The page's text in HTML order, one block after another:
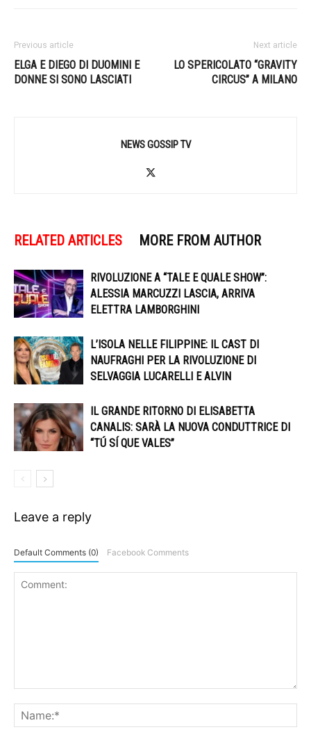
Previous article
ELGA E DIEGO DI DUOMINI E
DONNE SI SONO LASCIATI
Next article
LO SPERICOLATO “GRAVITY
CIRCUS” A MILANO
NEWS GOSSIP TV
RELATED ARTICLES MORE FROM AUTHOR
RIVOLUZIONE A “TALE E QUALE SHOW”:
ALESSIA MARCUZZI LASCIA, ARRIVA
ELETTRA LAMBORGHINI
L’ISOLA NELLE FILIPPINE: IL CAST DI
NAUFRAGHI PER LA RIVOLUZIONE DI
SELVAGGIA LUCARELLI E ALVIN
IL GRANDE RITORNO DI ELISABETTA
CANALIS: SARÀ LA NUOVA CONDUTTRICE DI
“TÚ SÍ QUE VALES”
Leave a reply
Default Comments (0) Facebook Comments